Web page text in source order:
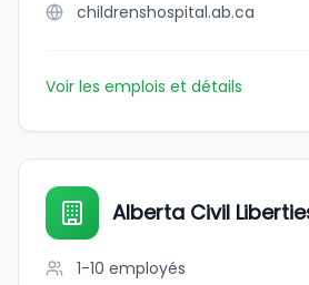
childrenshospital.ab.ca
Voir les emplois et détails
Alberta Civil
1-10 employés